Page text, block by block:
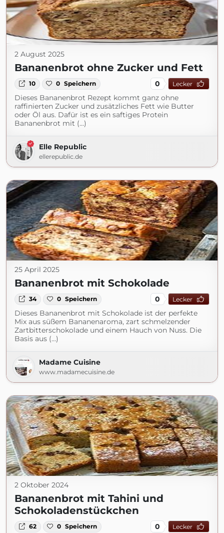
2 August 2025
Bananenbrot ohne Zucker und Fett
10 0 Speichern 0 Lecker
Dieses Bananenbrot Rezept kommt ganz ohne
raffinierten Zucker und zusätzliches Fett wie Butter
oder Öl aus. Dafür ist es ein saftiges Protein
Bananenbrot mit (...)
Elle Republic
ellerepublic.de
25 April 2025
Bananenbrot mit Schokolade
34 0 Speichern 0 Lecker
Dieses Bananenbrot mit Schokolade ist der perfekte
Mix aus süßem Bananenaroma, zart schmelzender
Zartbitterschokolade und einem Hauch von Nuss. Die
Basis aus (...)
Madame Cuisine
www.madamecuisine.de
2 Oktober 2024
Bananenbrot mit Tahini und
Schokoladenstückchen
62 0 Speichern 0 Lecker